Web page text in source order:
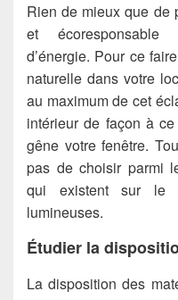
Rien de mieux que de
et écoresponsable
d’énergie. Pour ce
naturelle dans votre
au maximum de cet
intérieur de façon à
gêne votre fenêtre.
pas de choisir parmi
qui existent sur le
lumineuses.
Étudier la
La disposition des